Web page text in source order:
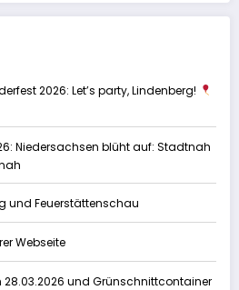
2026: Let’s party, Lindenberg!
Niedersachsen blüht auf: Stadtnah
und Feuerstättenschau
Webseite
und Grünschnittcontainer